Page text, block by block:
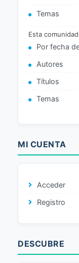
Temas
Esta comunidad
Por fecha
Autores
Títulos
Temas
MI CUENTA
Acceder
Registro
DESCUBRE